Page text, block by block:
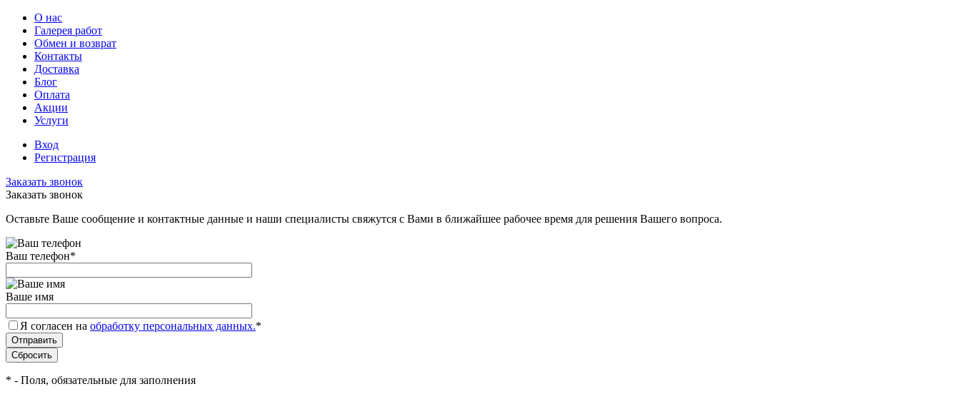
О нас
Галерея работ
Обмен и возврат
Контакты
Доставка
Блог
Оплата
Акции
Услуги
Вход
Регистрация
Заказать звонок
Заказать звонок
Оставьте Ваше сообщение и контактные данные и наши специалисты свяжутся с Вами в ближайшее рабочее время для решения Вашего вопроса.
Ваш телефон*
Ваше имя
Я согласен на обработку персональных данных.*
* - Поля, обязательные для заполнения